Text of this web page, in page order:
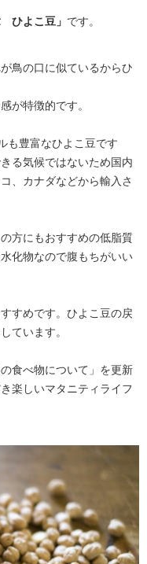
ひよこ豆」 です。
鳥の口に似ているからひ
が特徴的です。
も豊富なひよこ豆です
る気候ではないため国内
、カナダなどから輸入さ
方にもおすすめの低脂質
化物なので腹もちがいい
すめです。ひよこ豆の戻
ています。
食べ物について」を更新
楽しいマタニティライフ